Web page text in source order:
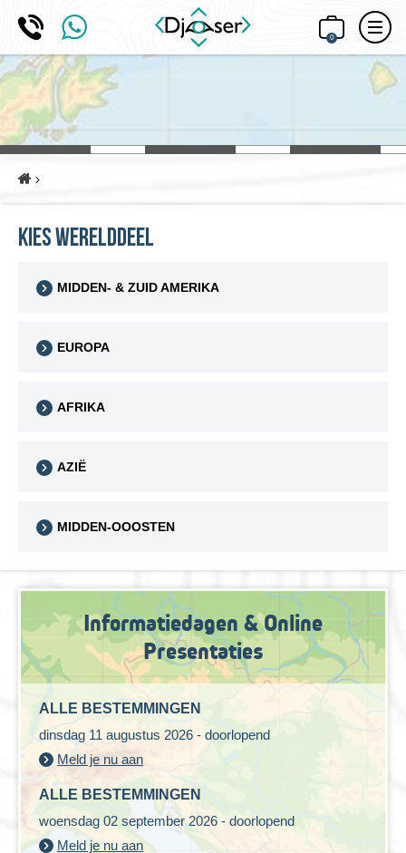
0
Home
Kies werelddeel
MIDDEN- & ZUID AMERIKA
EUROPA
AFRIKA
AZIË
MIDDEN-OOOSTEN
Informatiedagen & Online
Presentaties
ALLE BESTEMMINGEN
dinsdag 11 augustus 2026 - doorlopend
Meld je nu aan
ALLE BESTEMMINGEN
woensdag 02 september 2026 - doorlopend
Meld je nu aan